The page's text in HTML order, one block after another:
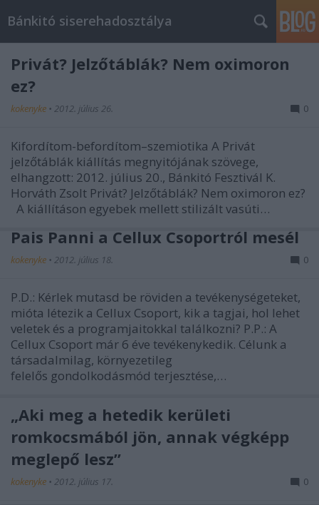
Bánkitó siserehadosztálya
Privát? Jelzőtáblák? Nem oximoron
ez?
kokenyke • 2012. július 26. 0
Kifordítom-befordítom–szemiotika A Privát
jelzőtáblák kiállítás megnyitójának szövege,
elhangzott: 2012. július 20., Bánkitó Fesztivál K.
Horváth Zsolt Privát? Jelzőtáblák? Nem oximoron ez?
A kiállításon egyebek mellett stilizált vasúti…
Pais Panni a Cellux Csoportról mesél
kokenyke • 2012. július 18. 0
P.D.: Kérlek mutasd be röviden a tevékenységeteket,
mióta létezik a Cellux Csoport, kik a tagjai, hol lehet
veletek és a programjaitokkal találkozni? P.P.: A
Cellux Csoport már 6 éve tevékenykedik. Célunk a
társadalmilag, környezetileg
felelős gondolkodásmód terjesztése,…
„Aki meg a hetedik kerületi
romkocsmából jön, annak végképp
meglepő lesz”
kokenyke • 2012. július 17. 0